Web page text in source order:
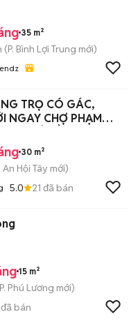
35 m²
(P. Bình Lợi Trung mới)
TRỌ CÓ GÁC,
NGAY CHỢ PHẠM
XE, Ở LIỀN
30 m²
An Hội Tây mới)
5.0 21 đã bán
15 m²
P. Phú Lương mới)
đã bán